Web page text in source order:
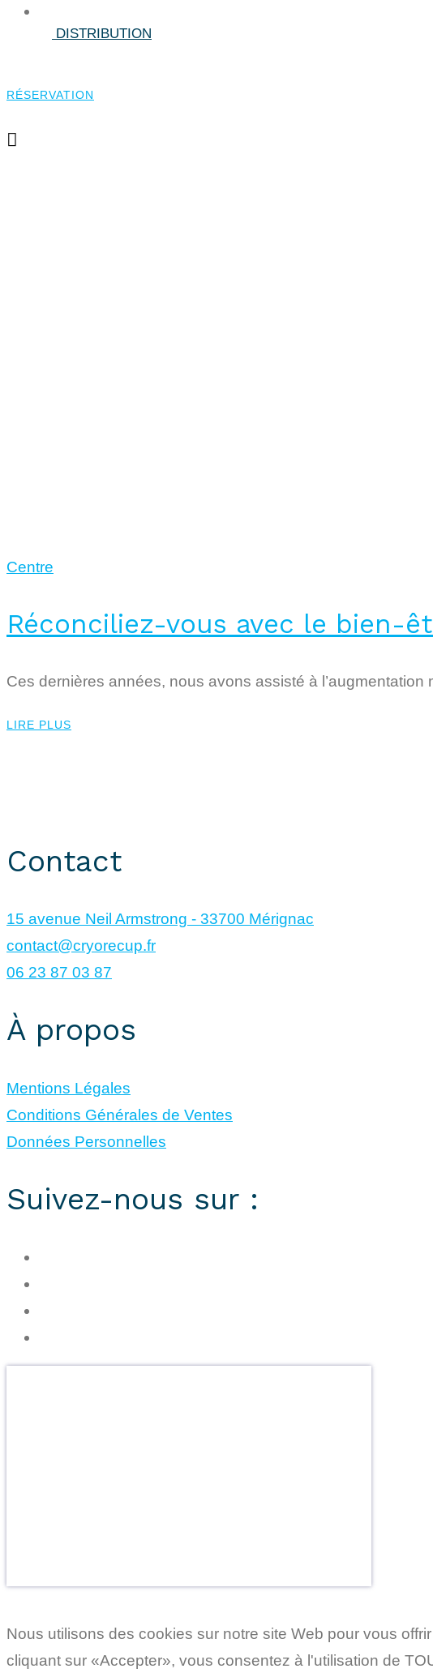
DISTRIBUTION
RÉSERVATION
Centre
Réconciliez-vous avec le bien-
Ces dernières années, nous avons assisté à
LIRE PLUS
Contact
15 avenue Neil Armstrong - 33700 Mérignac
contact@cryorecup.fr
06 23 87 03 87
À propos
Mentions Légales
Conditions Générales de Ventes
Données Personnelles
Suivez-nous sur :
Nous utilisons des cookies sur notre site Web pour vous
cliquant sur «Accepter», vous consentez à l'utilisation de